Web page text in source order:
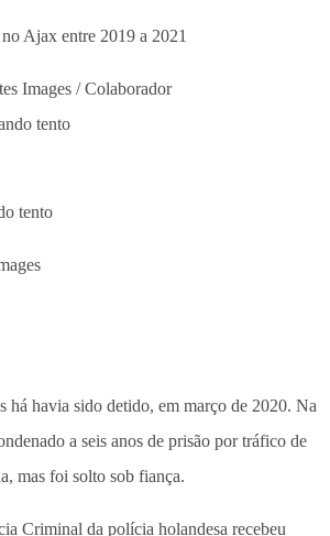
Ajax entre 2019 a 2021
Images / Colaborador
tento
há havia sido detido, em março de 2020. Na
a seis anos de prisão por tráfico de
mas foi solto sob fiança.
Criminal da polícia holandesa recebeu